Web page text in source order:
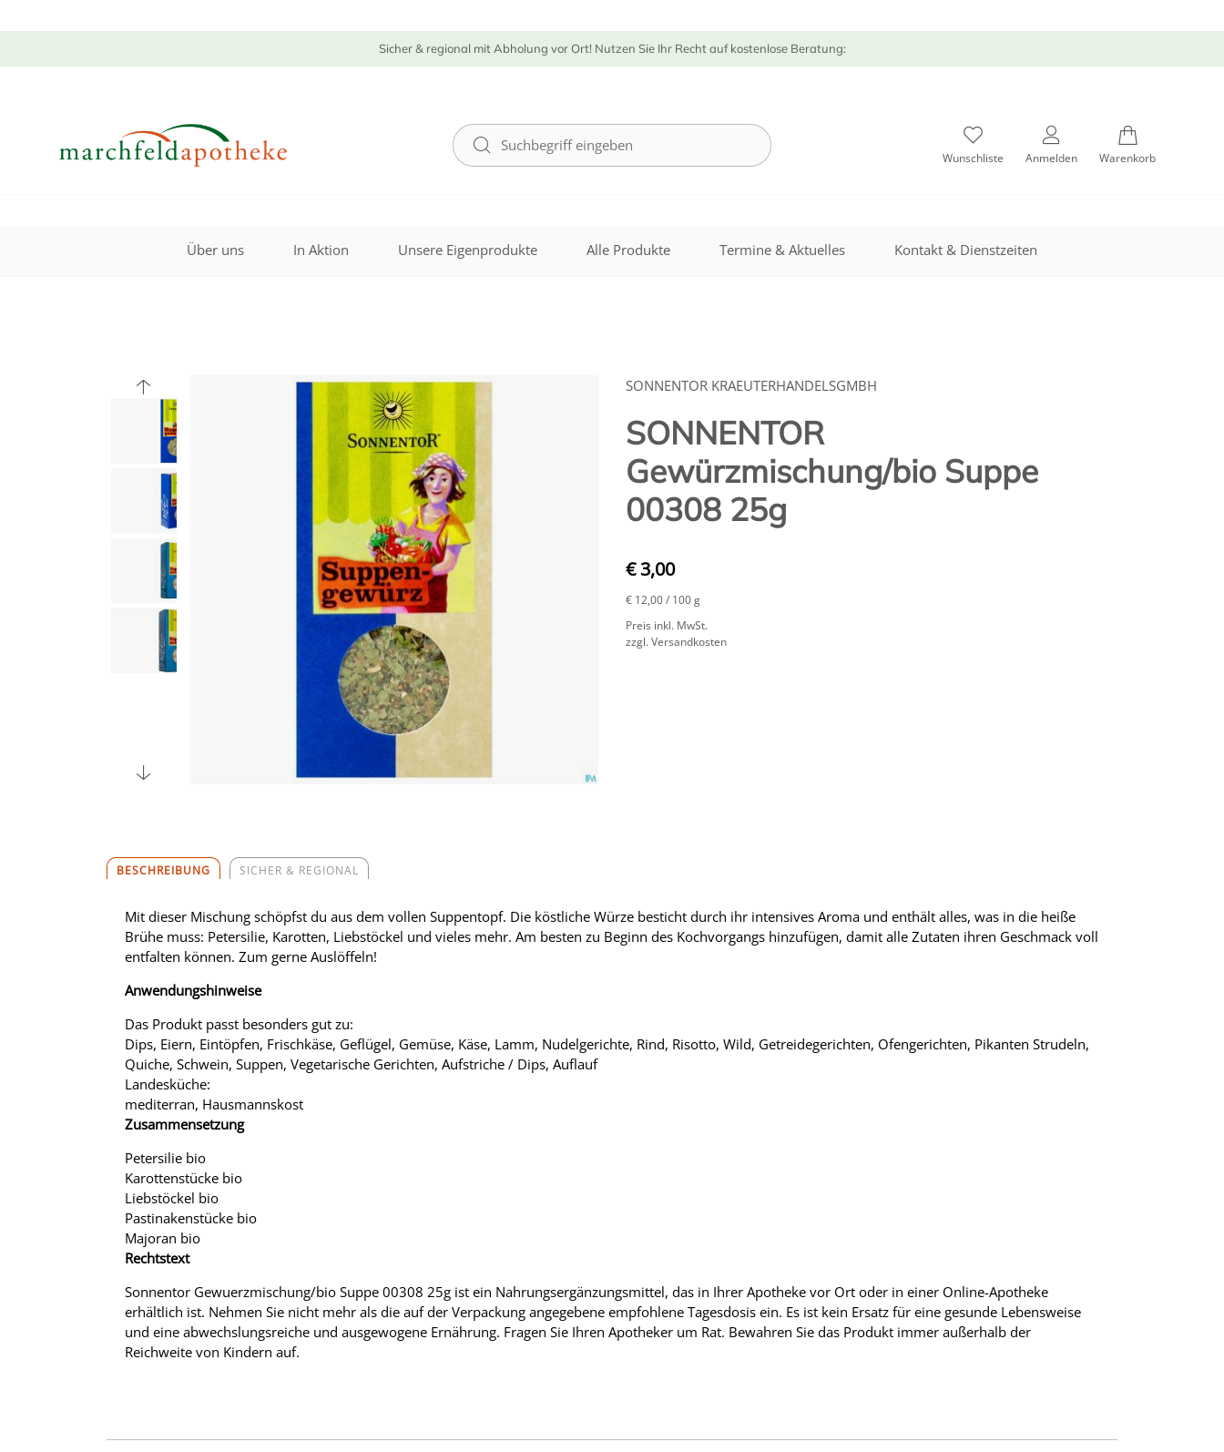
Sicher & regional mit Abholung vor Ort! Nutzen Sie Ihr Recht auf kostenlose Beratung:
Wunschliste Anmelden Warenkorb
Über uns In Aktion Unsere Eigenprodukte Alle Produkte Termine & Aktuelles Kontakt & Dienstzeiten
SONNENTOR KRAEUTERHANDELSGMBH
SONNENTOR
Gewürzmischung/bio Suppe
00308 25g
€ 3,00
€ 12,00/ 100 g
Preis inkl. MwSt.
zzgl. Versandkosten
BESCHREIBUNG SICHER & REGIONAL
Mit dieser Mischung schöpfst du aus dem vollen Suppentopf. Die köstliche Würze besticht durch ihr intensives Aroma und enthält alles, was in die heiße
Brühe muss: Petersilie, Karotten, Liebstöckel und vieles mehr. Am besten zu Beginn des Kochvorgangs hinzufügen, damit alle Zutaten ihren Geschmack voll
entfalten können. Zum gerne Auslöffeln!
Anwendungshinweise
Das Produkt passt besonders gut zu:
Dips, Eiern, Eintöpfen, Frischkäse, Geflügel, Gemüse, Käse, Lamm, Nudelgerichte, Rind, Risotto, Wild, Getreidegerichten, Ofengerichten, Pikanten Strudeln,
Quiche, Schwein, Suppen, Vegetarische Gerichten, Aufstriche / Dips, Auflauf
Landesküche:
mediterran, Hausmannskost
Zusammensetzung
Petersilie bio
Karottenstücke bio
Liebstöckel bio
Pastinakenstücke bio
Majoran bio
Rechtstext
Sonnentor Gewuerzmischung/bio Suppe 00308 25g ist ein Nahrungsergänzungsmittel, das in Ihrer Apotheke vor Ort oder in einer Online-Apotheke
erhältlich ist. Nehmen Sie nicht mehr als die auf der Verpackung angegebene empfohlene Tagesdosis ein. Es ist kein Ersatz für eine gesunde Lebensweise
und eine abwechslungsreiche und ausgewogene Ernährung. Fragen Sie Ihren Apotheker um Rat. Bewahren Sie das Produkt immer außerhalb der
Reichweite von Kindern auf.